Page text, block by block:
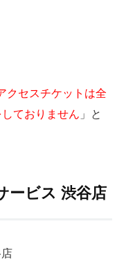
クセスチケットは全
ておりません 」と
ービス 渋谷店